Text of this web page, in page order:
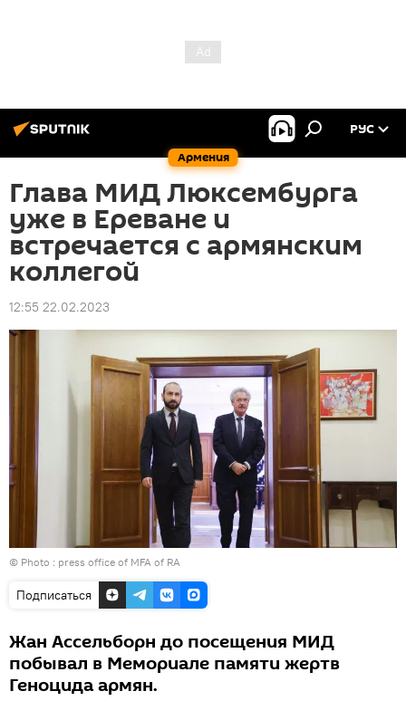
Армения
РУС
Глава МИД Люксембурга
уже в Ереване и
встречается с армянским
коллегой
12:55 22.02.2023
© Photo : press office of MFA of RA
Подписаться
Жан Ассельборн до посещения МИД
побывал в Мемориале памяти жертв
Геноцида армян.